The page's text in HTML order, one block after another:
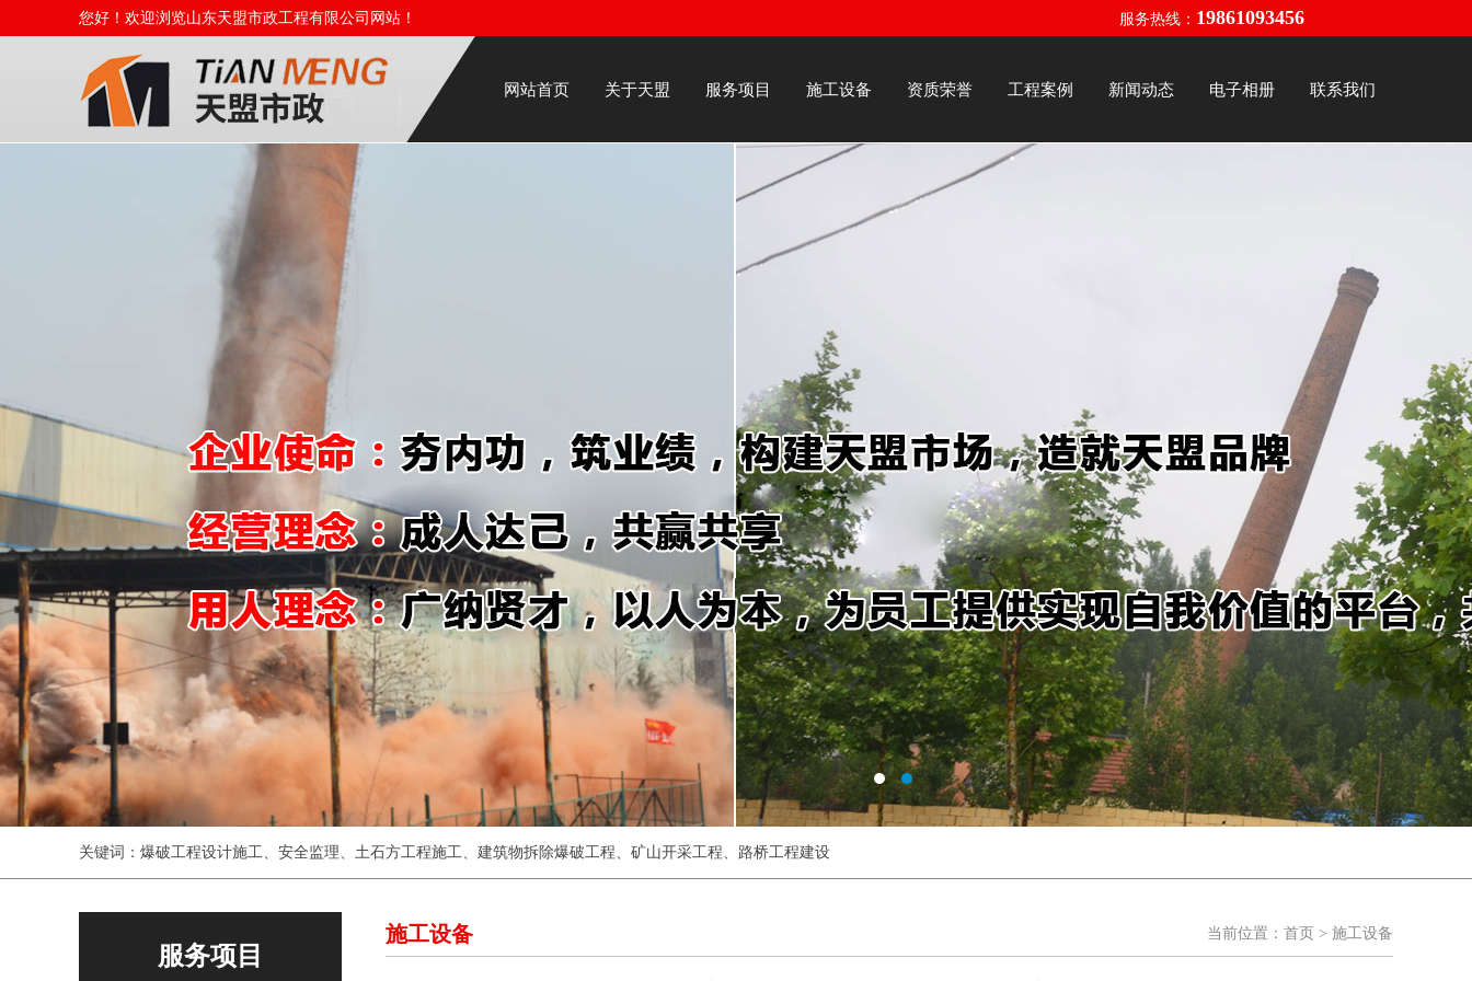
您好！欢迎浏览山东天盟市政工程有限公司网站！ 服务热线： 19861093456
网站首页 关于天盟 服务项目 施工设备 资质荣誉 工程案例 新闻动态 电子相册 联系我们
关键词： 爆破工程设计施工、 安全监理、 土石方工程施工、 建筑物拆除爆破工程、 矿山开采工程、 路桥工程建设
服务项目
施工设备 当前位置： 首页 > 施工设备